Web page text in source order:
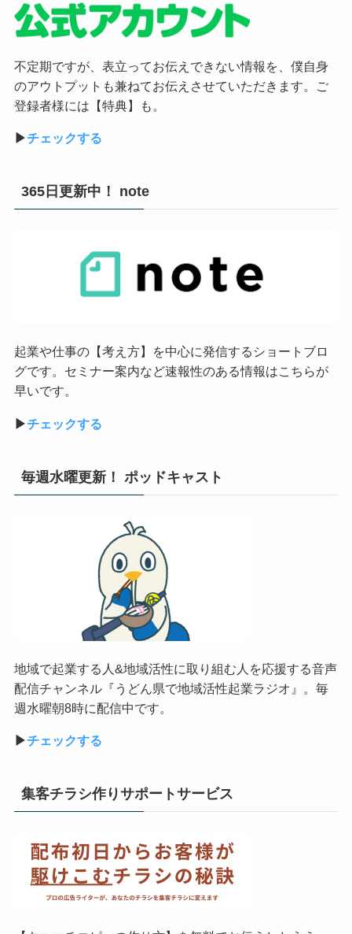
不定期ですが、表立ってお伝えできない情報を、僕自身
のアウトプットも兼ねてお伝えさせていただきます。ご
登録者様には【特典】も。
▶︎チェックする
365日更新中！ note
起業や仕事の【考え方】を中心に発信するショートブロ
グです。セミナー案内など速報性のある情報はこちらが
早いです。
▶︎チェックする
毎週水曜更新！ ポッドキャスト
地域で起業する人&地域活性に取り組む人を応援する音声
配信チャンネル『うどん県で地域活性起業ラジオ』。毎
週水曜朝8時に配信中です。
▶︎チェックする
集客チラシ作りサポートサービス